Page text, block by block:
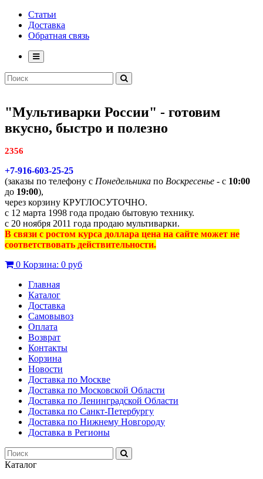
Статьи
Доставка
Обратная связь
"Мультиварки России" - готовим
вкусно, быстро и полезно
2356
+7-916-603-25-25
(заказы по телефону с Понедельника по Воскресенье - с 10:00
до 19:00),
через корзину КРУГЛОСУТОЧНО.
с 12 марта 1998 года продаю бытовую технику.
с 20 ноября 2011 года продаю мультиварки.
В связи с ростом курса доллара цена на сайте может не
соответствовать действительности.
0 Корзина: 0 руб
Главная
Каталог
Доставка
Самовывоз
Оплата
Возврат
Контакты
Корзина
Новости
Доставка по Москве
Доставка по Московской Области
Доставка по Ленинградской Области
Доставка по Санкт-Петербургу
Доставка по Нижнему Новгороду
Доставка в Регионы
Каталог